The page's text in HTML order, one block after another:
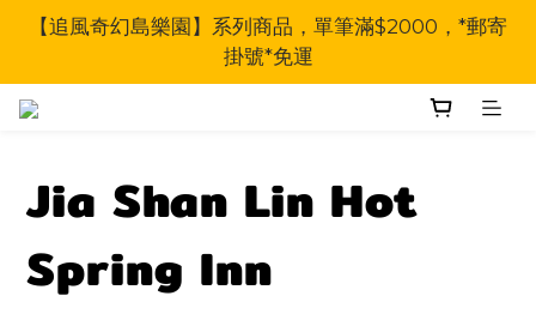
【追風奇幻島樂園】系列商品，單筆滿$2000，*郵寄
掛號*免運
Jia Shan Lin Hot
Spring Inn